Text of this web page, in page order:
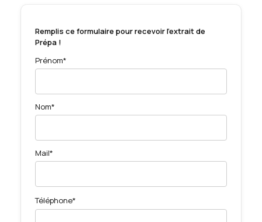
Remplis ce formulaire pour recevoir l'extrait de
Prépa !
Prénom*
Nom*
Mail*
Téléphone*